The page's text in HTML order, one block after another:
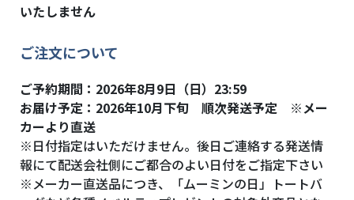
いたしません
ご注文について
ご予約期間：2026年8月9日（日）23:59
お届け予定：2026年10月下旬 順次発送予定 ※メー
カーより直送
※日付指定はいただけません。後日ご連絡する発送情
報にて配送会社側にご都合のよい日付をご指定下さい
※メーカー直送品につき、「ムーミンの日」トートバ